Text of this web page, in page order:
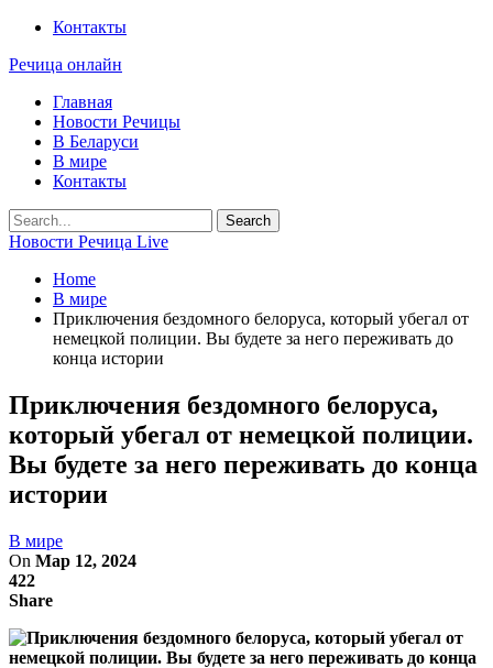
Контакты
Речица онлайн
Главная
Новости Речицы
В Беларуси
В мире
Контакты
Новости Речица Live
Home
В мире
Приключения бездомного белоруса, который убегал от
немецкой полиции. Вы будете за него переживать до
конца истории
Приключения бездомного белоруса,
который убегал от немецкой полиции.
Вы будете за него переживать до конца
истории
В мире
On Мар 12, 2024
422
Share